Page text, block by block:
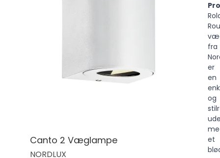
Canto 2 Væglampe
NORDLUX
fra
er
en
og
et